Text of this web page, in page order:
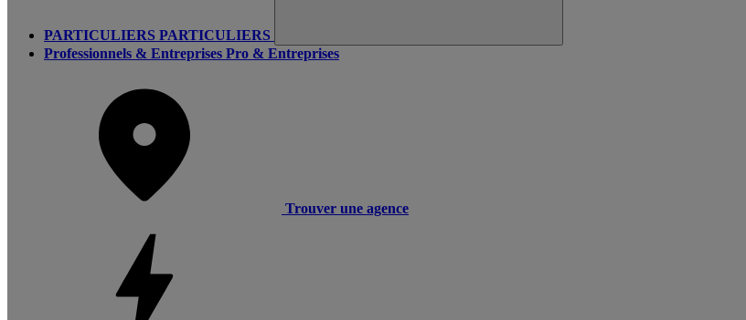
PARTICULIERS PARTICULIERS
Professionnels & Entreprises Pro & Entreprises
Trouver une agence